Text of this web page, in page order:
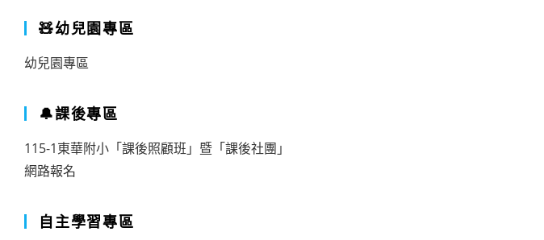
🧸幼兒園專區
幼兒園專區
🔔課後專區
115-1東華附小「課後照顧班」暨「課後社團」
網路報名
自主學習專區